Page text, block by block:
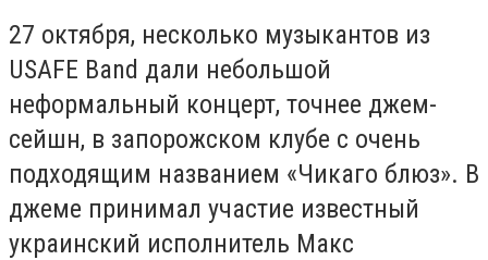
27 октября, несколько музыкантов из
USAFE Band дали небольшой
неформальный концерт, точнее джем-
сейшн, в запорожском клубе с очень
подходящим названием «Чикаго блюз». В
джеме принимал участие известный
украинский исполнитель Макс